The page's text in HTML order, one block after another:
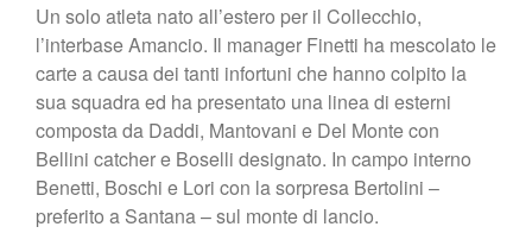
Un solo atleta nato all’estero per il Collecchio,
l’interbase Amancio. Il manager Finetti ha mescolato le
carte a causa dei tanti infortuni che hanno colpito la
sua squadra ed ha presentato una linea di esterni
composta da Daddi, Mantovani e Del Monte con
Bellini catcher e Boselli designato. In campo interno
Benetti, Boschi e Lori con la sorpresa Bertolini –
preferito a Santana – sul monte di lancio.